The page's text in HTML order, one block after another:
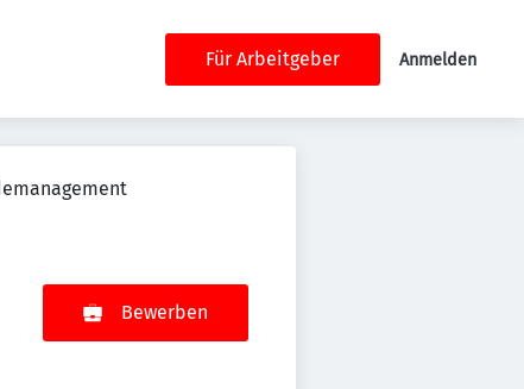
Für Arbeitgeber Anmelden
Bewerben